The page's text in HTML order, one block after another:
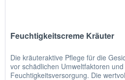
Feuchtigkeitscreme Kräuter
Die kräuteraktive Pflege für die
vor schädlichen Umweltfaktoren
Feuchtigkeitsversorgung. Die